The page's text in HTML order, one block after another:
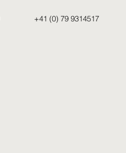
+41 (0) 79 9314517